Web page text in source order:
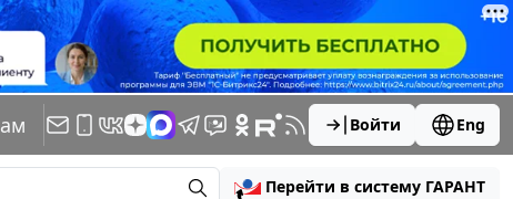
Войти Eng
Перейти в систему ГАРАНТ